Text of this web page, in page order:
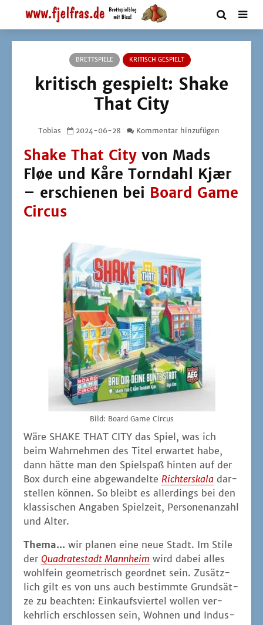
BRETTSPIELE KRITISCH GESPIELT
kritisch gespielt: Shake
That City
Tobias 2024-06-28 Kommentar hinzufügen
Shake That City von Mads
Fløe und Kåre Torndahl Kjær
– erschienen bei Board Game
Circus
Bild: Board Game Circus
Wäre SHAKE THAT CITY das Spiel, was ich
beim Wahr­neh­men des Titel erwar­tet habe,
dann hät­te man den Spiel­spaß hin­ten auf der
Box durch eine abge­wan­del­te Rich­ter­ska­la dar­
stel­len kön­nen. So bleibt es aller­dings bei den
klas­si­schen Anga­ben Spiel­zeit, Per­so­nen­an­zahl
und Alter.
The­ma... wir pla­nen eine neue Stadt. Im Sti­le
der Qua­dra­te­stadt Mann­heim wird dabei alles
wohl­fein geo­me­trisch geord­net sein. Zusätz­
lich gilt es von uns auch bestimm­te Grund­sät­
ze zu beach­ten: Ein­kaufs­vier­tel wol­len ver­
kehr­lich erschlos­sen sein, Woh­nen und Indus­